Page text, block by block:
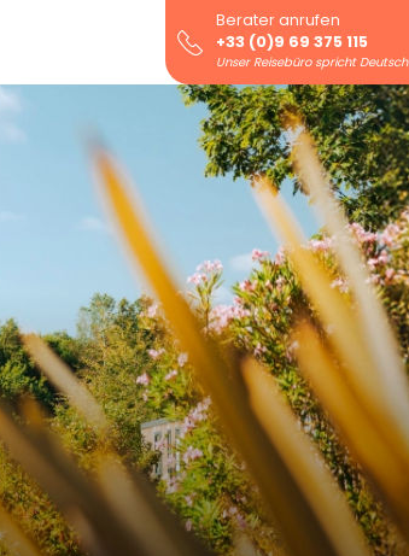
Berater anrufen
+33 (0)9 69 375 115
Unser Reisebüro spricht Deutsch